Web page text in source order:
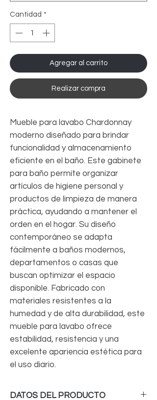
Cantidad *
Agregar al carrito
Realizar compra
Mueble para lavabo Chardonnay
moderno diseñado para brindar
funcionalidad y almacenamiento
eficiente en el baño. Este gabinete
para baño permite organizar
artículos de higiene personal y
productos de limpieza de manera
práctica, ayudando a mantener el
orden en el hogar. Su diseño
contemporáneo se adapta
fácilmente a baños modernos,
departamentos o casas que
buscan optimizar el espacio
disponible. Fabricado con
materiales resistentes a la
humedad y de alta durabilidad, este
mueble para lavabo ofrece
estabilidad, resistencia y una
excelente apariencia estética para
el uso diario.
DATOS DEL PRODUCTO